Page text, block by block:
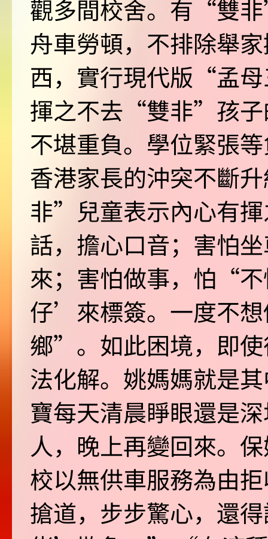
觀多間校舍。有“雙
舟車勞頓，不排除舉
西，實行現代版“孟
揮之不去“雙非”孩子
不堪重負。學位緊張
香港家長的沖突不斷
非”兒童表示內心有
話，擔心口音；害怕
來；害怕做事，怕“
仔’來標簽。一度不
鄉”。如此困境，即
法化解。姚媽媽就是
寶每天清晨睜眼還是
人，晚上再變回來。
校以無供車服務為由
搶道，步步驚心，還